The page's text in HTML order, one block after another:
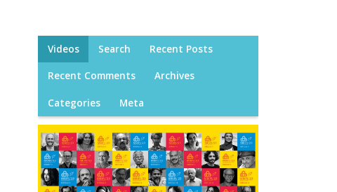
Videos Search Recent Posts
Recent Comments Archives
Categories Meta